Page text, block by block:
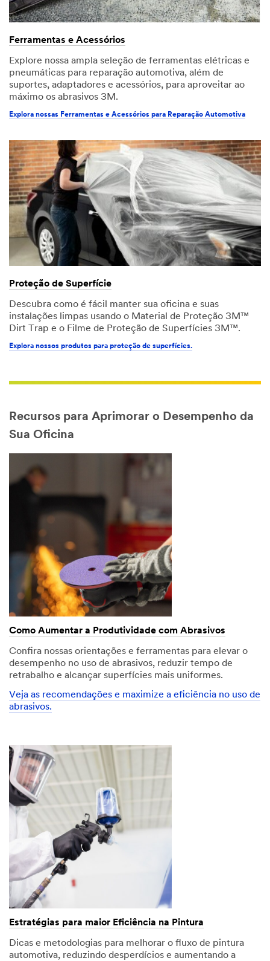
Ferramentas e Acessórios
Explore nossa ampla seleção de ferramentas elétricas e
pneumáticas para reparação automotiva, além de
suportes, adaptadores e acessórios, para aproveitar ao
máximo os abrasivos 3M.
Explora nossas Ferramentas e Acessórios para Reparação Automotiva
Proteção de Superfície
Descubra como é fácil manter sua oficina e suas
instalações limpas usando o Material de Proteção 3M™
Dirt Trap e o Filme de Proteção de Superfícies 3M™.
Explora nossos produtos para proteção de superfícies.
Recursos para Aprimorar o Desempenho da
Sua Oficina
Como Aumentar a Produtividade com Abrasivos
Confira nossas orientações e ferramentas para elevar o
desempenho no uso de abrasivos, reduzir tempo de
retrabalho e alcançar superfícies mais uniformes.
Veja as recomendações e maximize a eficiência no uso de
abrasivos.
Estratégias para maior Eficiência na Pintura
Dicas e metodologias para melhorar o fluxo de pintura
automotiva, reduzindo desperdícios e aumentando a